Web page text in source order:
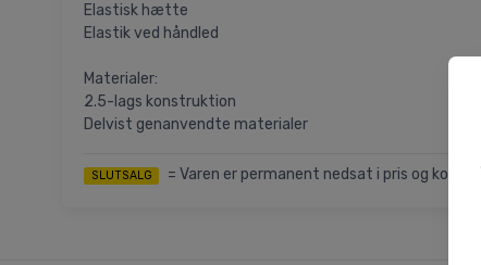
Elastisk hætte
Elastik ved håndled
Materialer:
2.5-lags konstruktion
Delvist genanvendte materialer
SLUTSALG = Varen er permanent nedsat i pris og